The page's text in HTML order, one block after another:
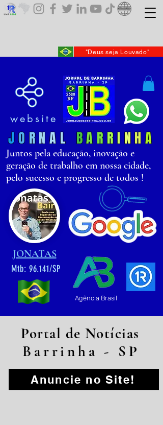
"Deus seja Louvado"
website
JO RNAL BARRI NHA
Juntos pela educação, inovação e
geração de trabalho em nossa cidade,
pelo sucesso e progresso de todos !
JONATAS
Mtb: 96.141/SP
Agência Brasil
Anuncie no Site!
Barrinha - SP
Portal de Notícias